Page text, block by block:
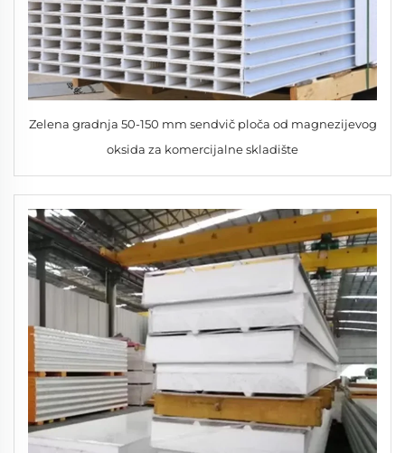
Zelena gradnja 50-150 mm sendvič ploča od magnezijevog
oksida za komercijalne skladište